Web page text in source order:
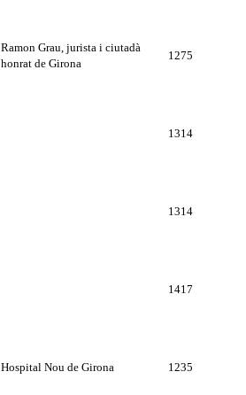
Ramon Grau, jurista i ciutadà
honrat de Girona
1275
1314
1314
1417
Hospital Nou de Girona 1235